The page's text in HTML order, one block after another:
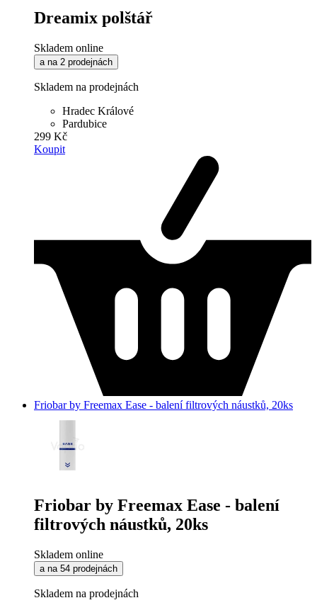
Dreamix polštář
Skladem online
a na 2 prodejnách
Skladem na prodejnách
Hradec Králové
Pardubice
299 Kč
Koupit
Friobar by Freemax Ease - balení filtrových náustků, 20ks
Friobar by Freemax Ease - balení
filtrových náustků, 20ks
Skladem online
a na 54 prodejnách
Skladem na prodejnách